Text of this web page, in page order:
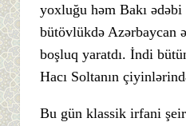
yoxluğu həm Bakı
bütövlükdə Azərbaycan
boşluq yaratdı. İndi
Hacı Soltanın
Bu gün klassik irfani